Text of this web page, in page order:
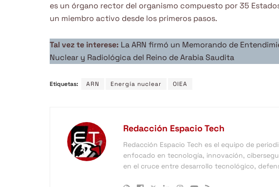
es un órgano rector del organismo compuesto por 35
un miembro activo desde los primeros pasos.
Tal vez te interese: La ARN firmó un Memorando de
Nuclear y Radiológica del Reino de Arabia Saudita
Etiquetas: ARN Energía nuclear OIEA
Redacción Espacio Tech
Redacción Espacio Tech es el equipo de
enfocado en tecnología, innovación,
en el cruce entre desarrollo tecnológico,